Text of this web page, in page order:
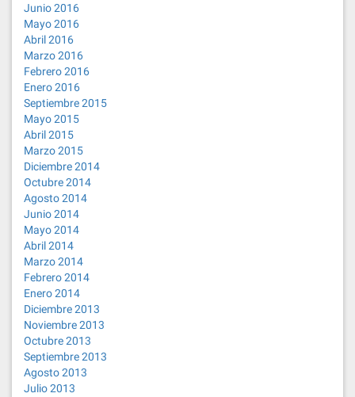
Junio 2016
Mayo 2016
Abril 2016
Marzo 2016
Febrero 2016
Enero 2016
Septiembre 2015
Mayo 2015
Abril 2015
Marzo 2015
Diciembre 2014
Octubre 2014
Agosto 2014
Junio 2014
Mayo 2014
Abril 2014
Marzo 2014
Febrero 2014
Enero 2014
Diciembre 2013
Noviembre 2013
Octubre 2013
Septiembre 2013
Agosto 2013
Julio 2013